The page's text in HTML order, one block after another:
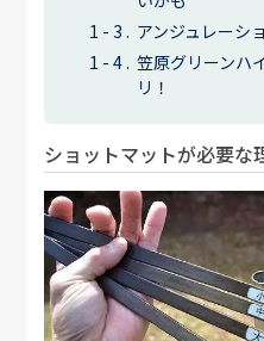
アンジュレーシ
笠原グリーンハ
リ！
ショットマットが必要な